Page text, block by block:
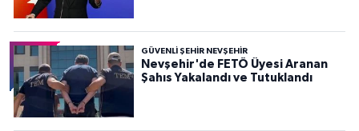
GÜVENLI ŞEHIR NEVŞEHIR
Nevşehir'de FETÖ Üyesi Aranan
Şahıs Yakalandı ve Tutuklandı